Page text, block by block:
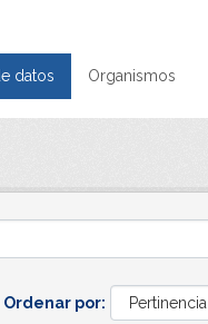
datos Organismos
Ordenar por